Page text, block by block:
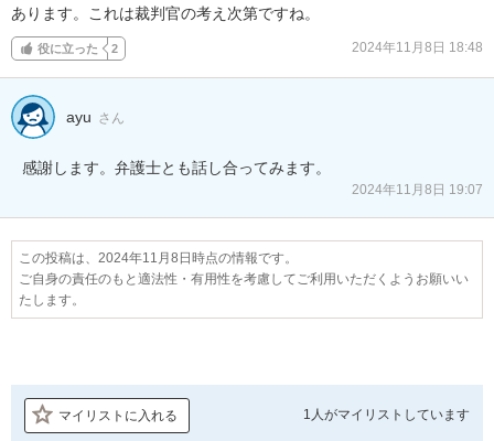
あります。これは裁判官の考え次第ですね。
役に立った 2 2024年11月8日 18:48
ayu さん
感謝します。弁護士とも話し合ってみます。
2024年11月8日 19:07
この投稿は、2024年11月8日時点の情報です。
ご自身の責任のもと適法性・有用性を考慮してご利用いただくようお願いい
たします。
マイリストに入れる 1人がマイリストしています